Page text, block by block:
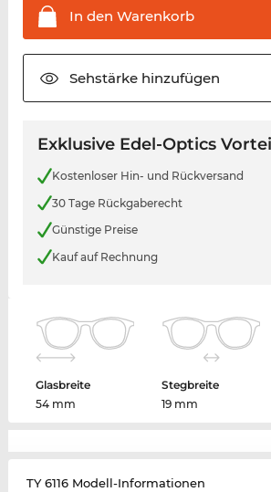
In den Warenkorb
Sehstärkehinzufügen
Exklusive Edel-Optics
Kostenloser Hin- und Rückversand
30 Tage Rückgaberecht
Günstige Preise
Kauf auf Rechnung
Glasbreite
54 mm
Stegbreite
19 mm
TY 6116 Modell-Informationen